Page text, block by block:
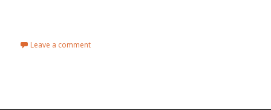
Leave a comment